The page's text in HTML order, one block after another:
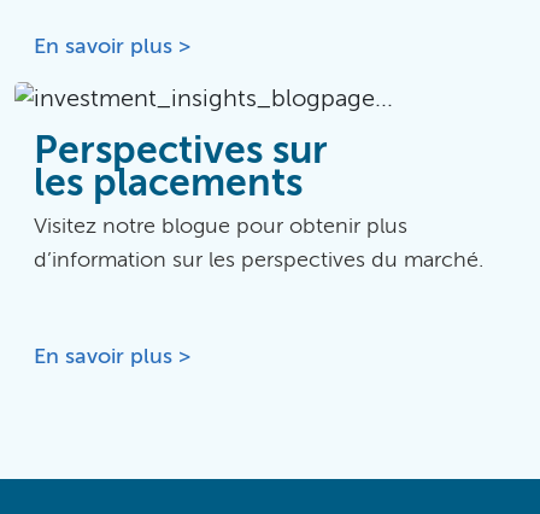
En savoir plus >
Perspectives sur
les placements
Visitez notre blogue pour obtenir plus
d’information sur les perspectives du marché.
En savoir plus >